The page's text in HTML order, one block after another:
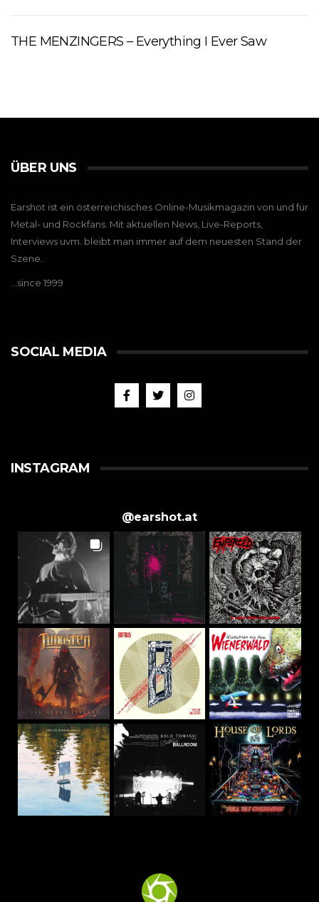
THE MENZINGERS – Everything I Ever Saw
ÜBER UNS
Earshot ist ein österreichisches Online-Musikmagazin von und für
Metal- und Rockfans. Mit aktuellen News, Live-Reports,
Interviews uvm. bleibt man immer auf dem neuesten Stand der
Szene.
…since 1999
SOCIAL MEDIA
INSTAGRAM
@earshot.at